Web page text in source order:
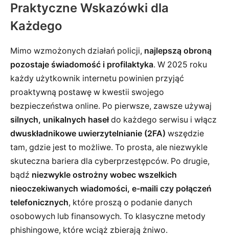
Praktyczne Wskazówki dla
Każdego
Mimo wzmożonych działań policji, najlepszą obroną
pozostaje świadomość i profilaktyka. W 2025 roku
każdy użytkownik internetu powinien przyjąć
proaktywną postawę w kwestii swojego
bezpieczeństwa online. Po pierwsze, zawsze używaj
silnych, unikalnych hasełdo każdego serwisu i włącz
dwuskładnikowe uwierzytelnianie (2FA) wszędzie
tam, gdzie jest to możliwe. To prosta, ale niezwykle
skuteczna bariera dla cyberprzestępców. Po drugie,
bądź niezwykle ostrożny wobec wszelkich
nieoczekiwanych wiadomości, e-maili czy połączeń
telefonicznych, które proszą o podanie danych
osobowych lub finansowych. To klasyczne metody
phishingowe, które wciąż zbierają żniwo.